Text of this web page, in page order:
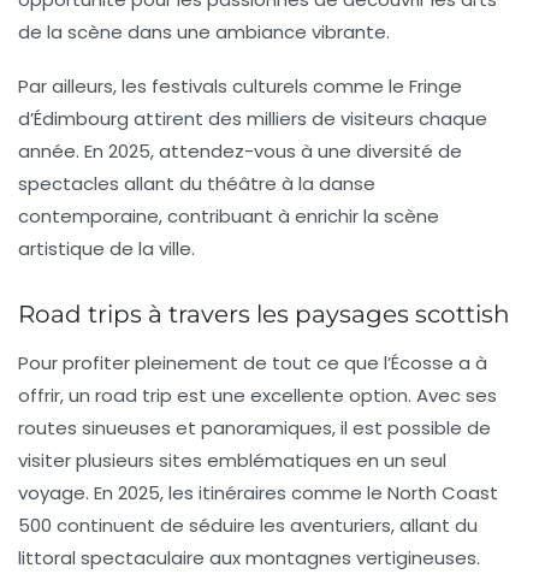
de la scène dans une ambiance vibrante.
Par ailleurs, les festivals culturels comme le Fringe
d’Édimbourg attirent des milliers de visiteurs chaque
année. En 2025, attendez-vous à une diversité de
spectacles allant du théâtre à la danse
contemporaine, contribuant à enrichir la scène
artistique de la ville.
Road trips à travers les paysages scottish
Pour profiter pleinement de tout ce que l’Écosse a à
offrir, un road trip est une excellente option. Avec ses
routes sinueuses et panoramiques, il est possible de
visiter plusieurs sites emblématiques en un seul
voyage. En 2025, les itinéraires comme le North Coast
500 continuent de séduire les aventuriers, allant du
littoral spectaculaire aux montagnes vertigineuses.